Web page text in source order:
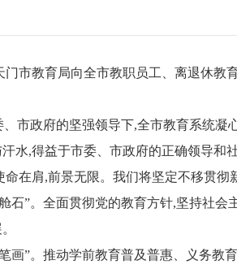
市教育局向全市教职员工、离退休
市政府的坚强领导下,全市教育系统
水,得益于市委、市政府的正确领导和
在肩,前景无限。我们将坚定不移贯
石”。 全面贯彻党的教育方针,坚持社会
画”。 推动学前教育普及普惠、义务教